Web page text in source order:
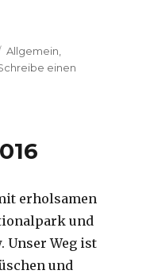
Kategorien
Allgemein
einen
erholsamen
und
Unser Weg ist
und